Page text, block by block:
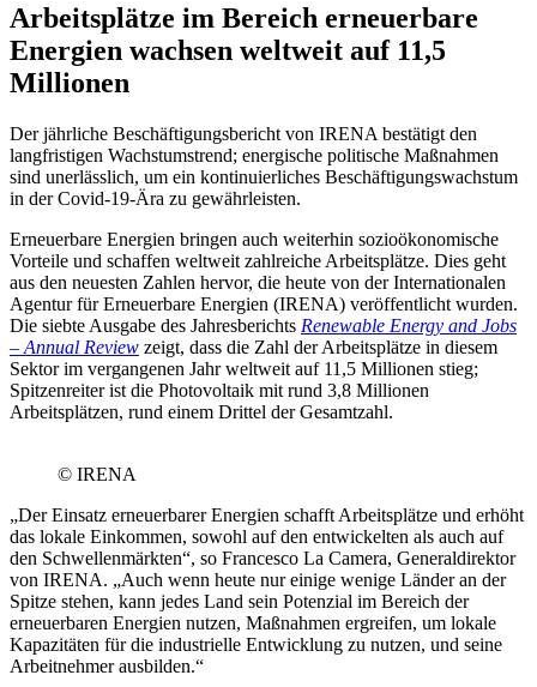
Arbeitsplätze im Bereich erneuerbare
Energien wachsen weltweit auf 11,5
Millionen
Der jährliche Beschäftigungsbericht von IRENA bestätigt den
langfristigen Wachstumstrend; energische politische Maßnahmen
sind unerlässlich, um ein kontinuierliches Beschäftigungswachstum
in der Covid-19-Ära zu gewährleisten.
Erneuerbare Energien bringen auch weiterhin sozioökonomische
Vorteile und schaffen weltweit zahlreiche Arbeitsplätze. Dies geht
aus den neuesten Zahlen hervor, die heute von der Internationalen
Agentur für Erneuerbare Energien (IRENA) veröffentlicht wurden.
Die siebte Ausgabe des Jahresberichts Renewable Energy and Jobs
– Annual Review zeigt, dass die Zahl der Arbeitsplätze in diesem
Sektor im vergangenen Jahr weltweit auf 11,5 Millionen stieg;
Spitzenreiter ist die Photovoltaik mit rund 3,8 Millionen
Arbeitsplätzen, rund einem Drittel der Gesamtzahl.
© IRENA
„Der Einsatz erneuerbarer Energien schafft Arbeitsplätze und erhöht
das lokale Einkommen, sowohl auf den entwickelten als auch auf
den Schwellenmärkten“, so Francesco La Camera, Generaldirektor
von IRENA. „Auch wenn heute nur einige wenige Länder an der
Spitze stehen, kann jedes Land sein Potenzial im Bereich der
erneuerbaren Energien nutzen, Maßnahmen ergreifen, um lokale
Kapazitäten für die industrielle Entwicklung zu nutzen, und seine
Arbeitnehmer ausbilden.“